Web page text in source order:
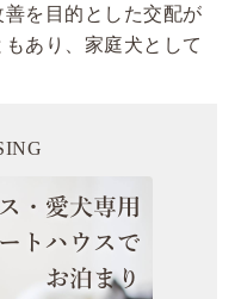
を目的とした交配が
あり、家庭犬として